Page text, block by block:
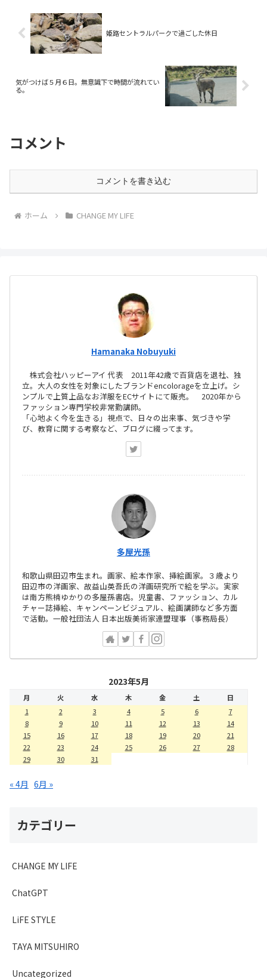
姫路セントラルパークで過ごした休日
気がつけば５月６日。無意識下で時間が流れてい
る。
コメント
コメントを書き込む
ホーム CHANGE MY LIFE
Hamanaka Nobuyuki
株式会社ハッピーアイ 代表 2011年42歳で百貨店を退社、独
立。大人の女性を対象にしたブランドencolorageを立上げ。シ
ンプルで上質上品なお洋服をECサイトにて販売。 2020年から
ファッション専門学校非常勤講師。
「心地よく今を生きる」視点で、日々の出来事、気づきや学
び、教育に関する考察など、ブログに綴ってます。
多屋光孫
和歌山県田辺市生まれ。画家、絵本作家、挿絵画家。３歳より
田辺市の洋画家、故益山英吾氏の洋画研究所で絵を学ぶ。実家
は南方熊楠ゆかりの多屋孫書店。児童書、ファッション、カル
チャー誌挿絵、キャンペーンビジュアル、絵画講師など多方面
で活動。一般社団法人 日本出版美術家連盟理事（事務局長）
2023年5月
月 火 水 木 金 土
日
1
2 3 4 5 6
7
8
9 10 11 12 13
14
15
16 17 18 19 20
21
22
23 24 25 26 27
28
29
30 31
« 4月 6月 »
カテゴリー
CHANGE MY LIFE
ChatGPT
LiFE STYLE
TAYA MITSUHIRO
Uncategorized